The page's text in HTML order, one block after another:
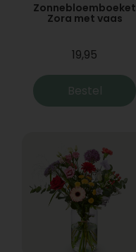
Zonnebloemboeket
Zora met vaas
19,95
Bestel